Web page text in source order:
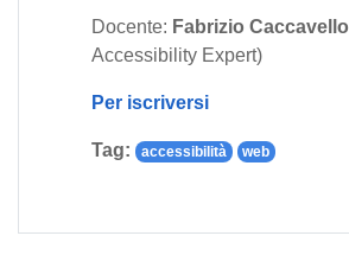
Docente: Fabrizio Caccavello
Accessibility Expert)
Per iscriversi
Tag: accessibilità web